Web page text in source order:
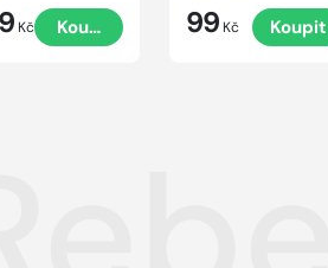
Kč Koupit 99 Kč Koupit